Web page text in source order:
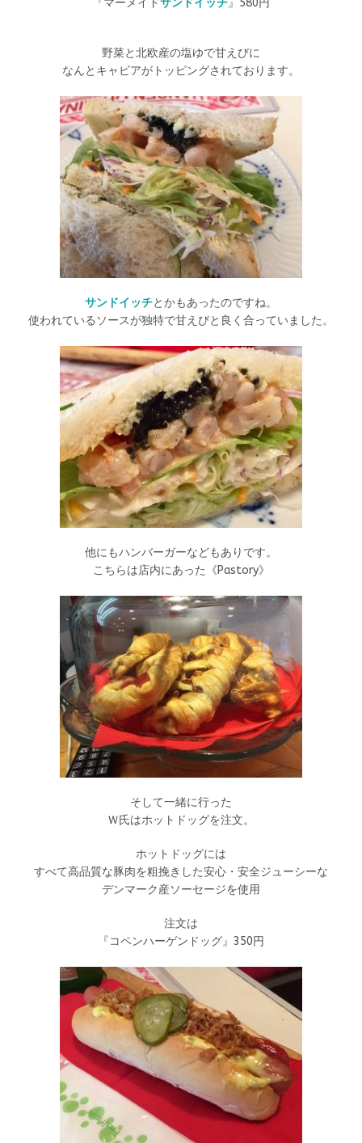
『マーメイドサンドイッチ』580円
野菜と北欧産の塩ゆで甘えびに
なんとキャビアがトッピングされております。
サンドイッチとかもあったのですね。
使われているソースが独特で甘えびと良く合っていました。
他にもハンバーガーなどもありです。
こちらは店内にあった《Pastory》
そして一緒に行った
Ｗ氏はホットドッグを注文。
ホットドッグには
すべて高品質な豚肉を粗挽きした安心・安全ジューシーな
デンマーク産ソーセージを使用
注文は
『コペンハーゲンドッグ』350円